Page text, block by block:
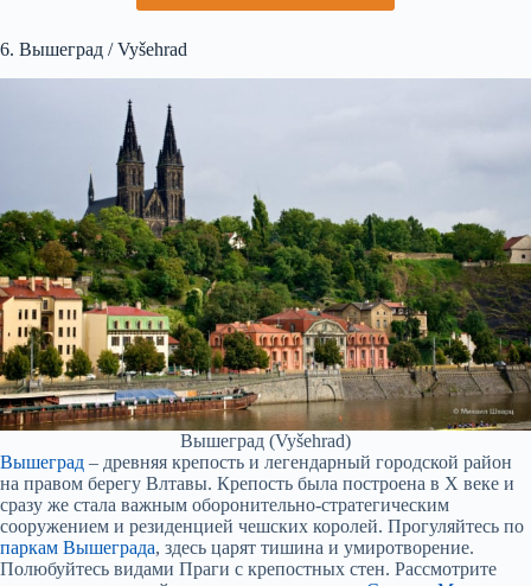
6. Вышеград / Vyšehrad
Вышеград (Vyšehrad)
Вышеград – древняя крепость и легендарный городской район
на правом берегу Влтавы. Крепость была построена в Х веке и
сразу же стала важным оборонительно-стратегическим
сооружением и резиденцией чешских королей. Прогуляйтесь по
паркам Вышеграда, здесь царят тишина и умиротворение.
Полюбуйтесь видами Праги с крепостных стен. Рассмотрите